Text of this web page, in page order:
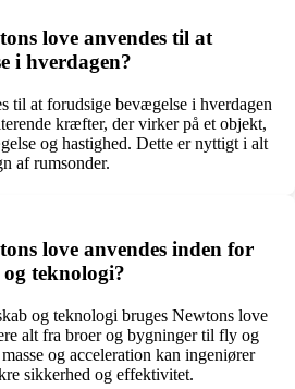
love anvendes til at
i hverdagen?
til at forudsige bevægelse i hverdagen
kræfter, der virker på et objekt,
og hastighed. Dette er nyttigt i alt
af rumsonder.
love anvendes inden for
teknologi?
og teknologi bruges Newtons love
alt fra broer og bygninger til fly og
og acceleration kan ingeniører
sikkerhed og effektivitet.